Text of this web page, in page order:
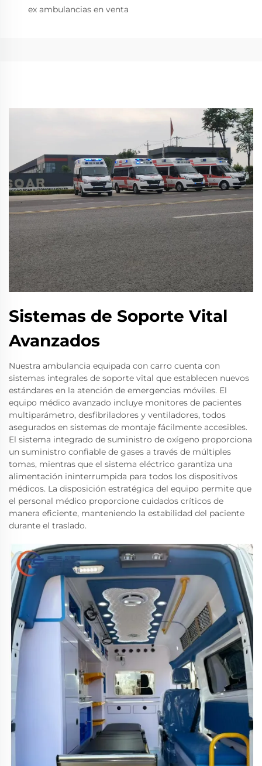
ex ambulancias en venta
Sistemas de Soporte Vital
Avanzados
Nuestra ambulancia equipada con carro cuenta con
sistemas integrales de soporte vital que establecen nuevos
estándares en la atención de emergencias móviles. El
equipo médico avanzado incluye monitores de pacientes
multiparámetro, desfibriladores y ventiladores, todos
asegurados en sistemas de montaje fácilmente accesibles.
El sistema integrado de suministro de oxígeno proporciona
un suministro confiable de gases a través de múltiples
tomas, mientras que el sistema eléctrico garantiza una
alimentación ininterrumpida para todos los dispositivos
médicos. La disposición estratégica del equipo permite que
el personal médico proporcione cuidados críticos de
manera eficiente, manteniendo la estabilidad del paciente
durante el traslado.